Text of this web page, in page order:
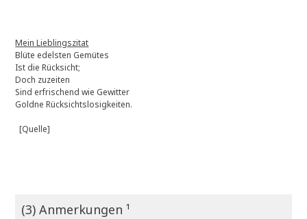
Mein Lieblingszitat
Blüte edelsten Gemütes
Ist die Rücksicht;
Doch zuzeiten
Sind erfrischend wie Gewitter
Goldne Rücksichtslosigkeiten.
[Quelle]
(3) Anmerkungen ¹